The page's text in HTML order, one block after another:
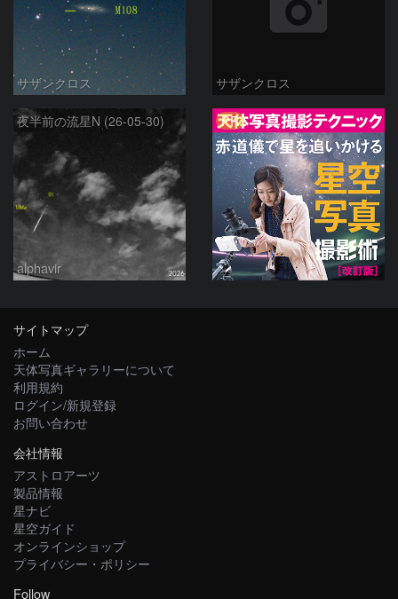
サザンクロス サザンクロス
夜半前の流星N (26-05-30)
alphavir
PR
サイトマップ
ホーム
天体写真ギャラリーについて
利用規約
ログイン/新規登録
お問い合わせ
会社情報
アストロアーツ
製品情報
星ナビ
星空ガイド
オンラインショップ
プライバシー・ポリシー
Follow